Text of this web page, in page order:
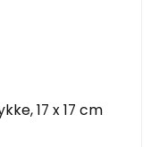
17 x 17 cm